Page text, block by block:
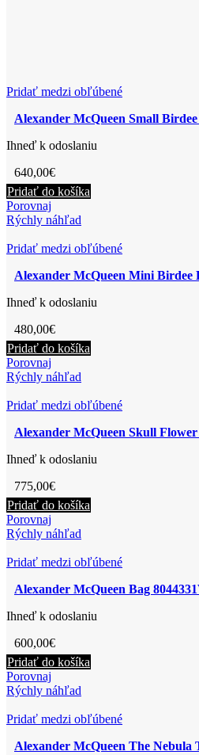
Pridať medzi obľúbené
Alexander McQueen Small
Ihneď k odoslaniu
640,00€
Pridať do košíka
Porovnaj
Rýchly náhľad
Pridať medzi obľúbené
Alexander McQueen Mini Birdee
Ihneď k odoslaniu
480,00€
Pridať do košíka
Porovnaj
Rýchly náhľad
Pridať medzi obľúbené
Alexander McQueen Skull
Ihneď k odoslaniu
775,00€
Pridať do košíka
Porovnaj
Rýchly náhľad
Pridať medzi obľúbené
Alexander McQueen Bag
Ihneď k odoslaniu
600,00€
Pridať do košíka
Porovnaj
Rýchly náhľad
Pridať medzi obľúbené
Alexander McQueen The Nebula